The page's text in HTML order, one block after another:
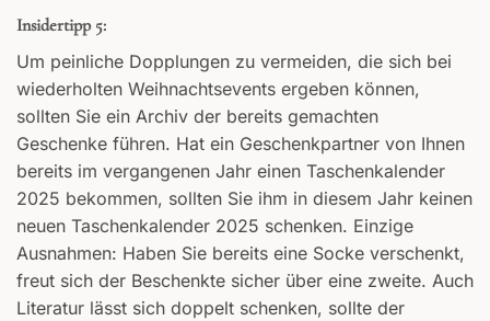
Insidertipp 5:
Um peinliche Dopplungen zu vermeiden, die sich bei
wiederholten Weihnachtsevents ergeben können,
sollten Sie ein Archiv der bereits gemachten
Geschenke führen. Hat ein Geschenkpartner von Ihnen
bereits im vergangenen Jahr einen Taschenkalender
2025 bekommen, sollten Sie ihm in diesem Jahr keinen
neuen Taschenkalender 2025 schenken. Einzige
Ausnahmen: Haben Sie bereits eine Socke verschenkt,
freut sich der Beschenkte sicher über eine zweite. Auch
Literatur lässt sich doppelt schenken, sollte der